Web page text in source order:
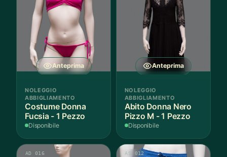
Anteprima
NOLEGGIO
ABBIGLIAMENTO
Costume Donna
Fucsia - 1 Pezzo
Disponibile
Anteprima
NOLEGGIO
ABBIGLIAMENTO
Abito Donna Nero
Pizzo M - 1 Pezzo
Disponibile
AD 016 AS 012